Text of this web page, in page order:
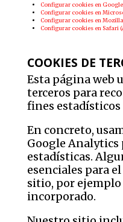
Configurar cookies en
Configurar cookies en
Configurar cookies en
Configurar cookies en Safari
COOKIES DE
Esta página web
terceros para
fines estadísticos
En concreto,
Google Analytics
estadísticas.
esenciales para
sitio, por ejemplo
incorporado.